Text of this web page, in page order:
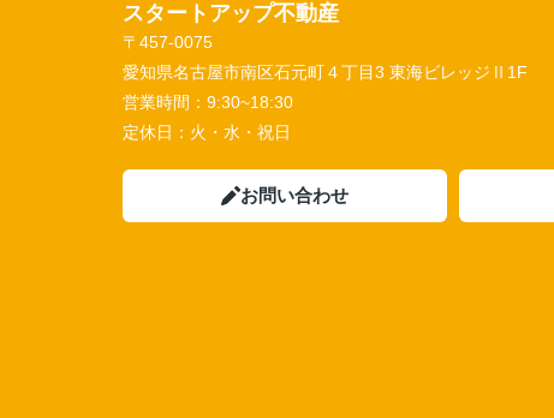
スタートアップ不動産
〒457-0075
愛知県名古屋市南区石元町４丁目3 東海ビレッジⅡ1F
営業時間： 9:30~18:30
定休日： 火・水・祝日
お問い合わせ